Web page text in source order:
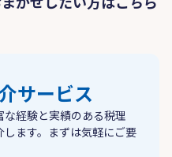
サービス
経験と実績のある税理
ます。まずは気軽にご要